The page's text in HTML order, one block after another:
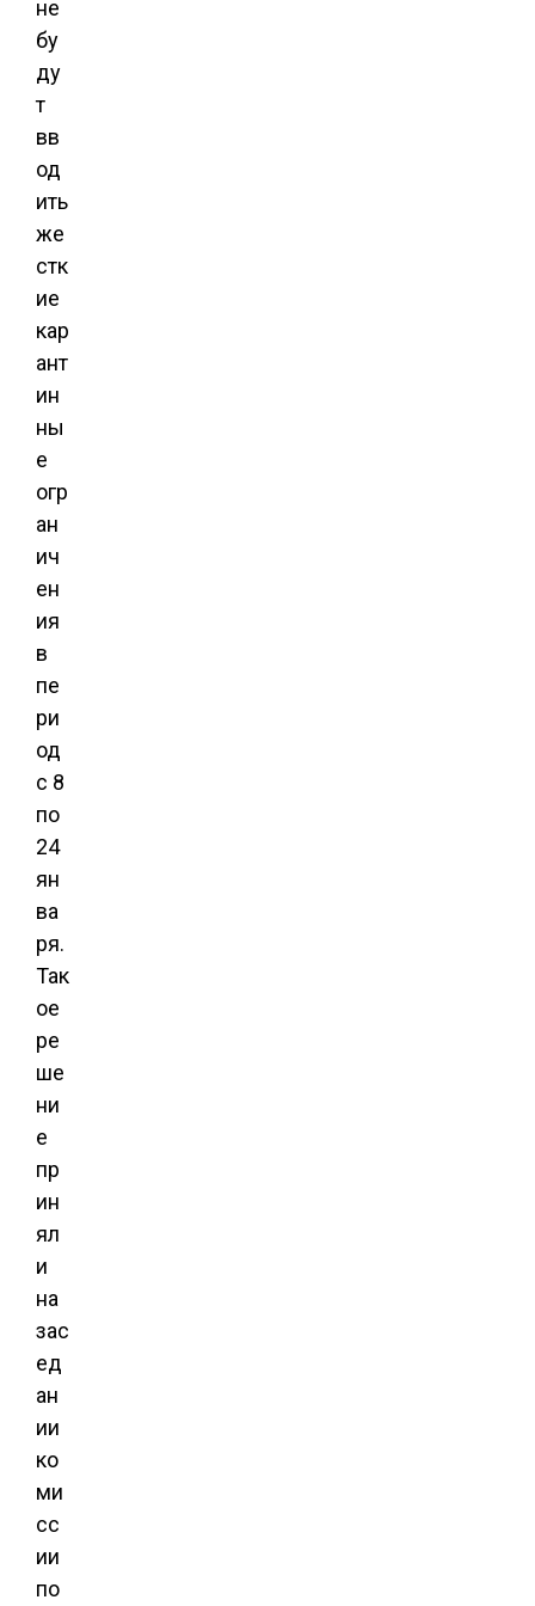
не
бу
ду
т
вв
од
ить
же
стк
ие
кар
ант
ин
ны
е
огр
ан
ич
ен
ия
в
пе
ри
од
с 8
по
24
ян
ва
ря.
Так
ое
ре
ше
ни
е
пр
ин
ял
и
на
зас
ед
ан
ии
ко
ми
сс
ии
по